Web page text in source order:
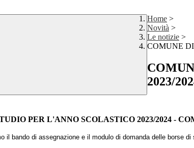
Home >
Novità >
Le notizie >
COMUNE DI
2023/
PER L'ANNO SCOLASTICO 2023/2024 -
il bando di assegnazione e il modulo di domanda delle borse di